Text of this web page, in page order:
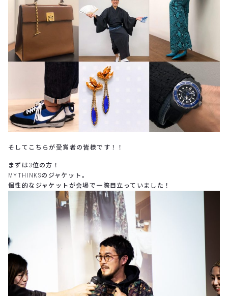
そしてこちらが受賞者の皆様です！！
まずは3位の方！
MYTHINKSのジャケット。
個性的なジャケットが会場で一際目立っていました！